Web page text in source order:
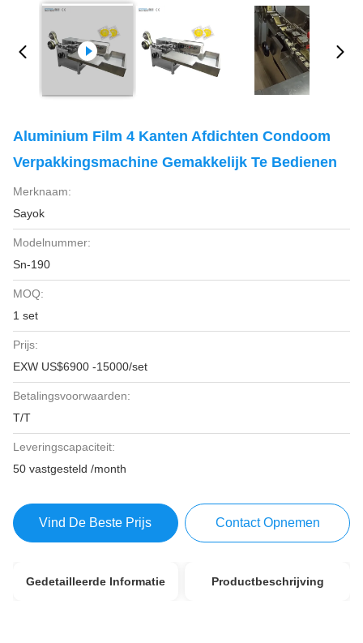
Aluminium Film 4 Kanten Afdichten Condoom
Verpakkingsmachine Gemakkelijk Te Bedienen
Merknaam:
Sayok
Modelnummer:
Sn-190
MOQ:
1 set
Prijs:
EXW US$6900 -15000/set
Betalingsvoorwaarden:
T/T
Leveringscapaciteit:
50 vastgesteld /month
Vind De Beste Prijs Contact Opnemen
Gedetailleerde Informatie Productbeschrijving